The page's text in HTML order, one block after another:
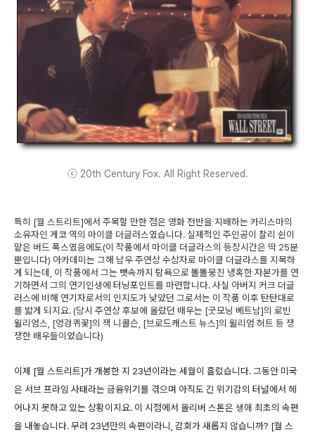
ⓒ 20th Century Fox. All Right Reserved.
특히 [월 스트리트]에서 주목할 만한 점은 영화 전반을 지배하는 카리스마의
소유자인 게코 역의 마이클 더글러스였습니다. 실제적인 주인공이 찰리 쉰이
맡은 버드 폭스였음에도(이 작품에서 마이클 더글라스의 등장시간은 딱 25분
뿐입니다) 아카데미는 그해 남우 주연상 수상자로 마이클 더글라스를 지목하
게 되는데, 이 작품에서 그는 뼛속까지 탐욕으로 똘똘뭉친 냉혹한 자본가를 연
기하면서 그의 연기인생에 터닝포인트를 마련합니다. 사실 아버지 커크 더글
러스에 비해 연기자로서의 인지도가 낮았던 그로서는 이 작품 이후 탄탄대로
를 밟게 되지요. (당시 주연상 후보에 올랐던 배우는 [굿모닝 베트남]의 로빈
윌리엄스, [엉겅퀴꽃]의 잭 니콜슨, [브로드캐스트 뉴스]의 윌리엄 허트 등 쟁
쟁한 배우들이었습니다)
이제 [월 스트리트]가 개봉한 지 23년이라는 세월이 흘렀습니다. 그동안 미국
은 서브 프라임 사태라는 금융위기를 겪으며 아직도 긴 위기감의 터널에서 헤
어나지 못하고 있는 상황이지요. 이 시점에서 올리버 스톤은 생애 최초의 속편
을 내놓습니다. 무려 23년만의 속편이라니, 감회가 새롭지 않습니까? [월 스